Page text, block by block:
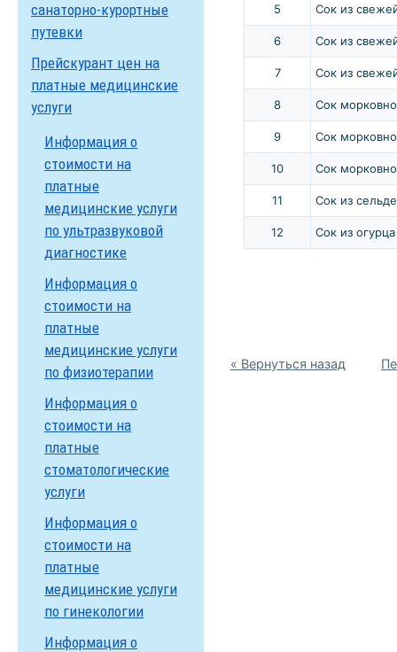
санаторно-курортные
путевки
Прейскурант цен на
платные медицинские
услуги
Информация о
стоимости на
платные
медицинские услуги
по ультразвуковой
диагностике
Информация о
стоимости на
платные
медицинские услуги
по физиотерапии
Информация о
стоимости на
платные
стоматологические
услуги
Информация о
стоимости на
платные
медицинские услуги
по гинекологии
Информация о
5 Сок из
6 Сок из
7 Сок из
8 Сок
9 Сок
10 Сок
11 Сок из
12 Сок из
« Вернуться назад